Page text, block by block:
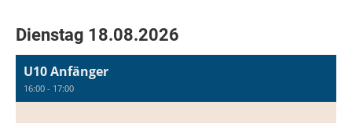
Dienstag 18.08.2026
U10 Anfänger
16:00 - 17:00